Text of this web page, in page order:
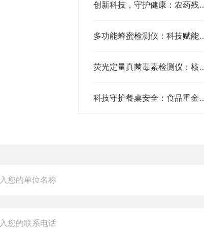
创新科技，守护健康：
多功能蜂蜜检测
荧光定量真菌毒素检测
科技守护餐桌安全：